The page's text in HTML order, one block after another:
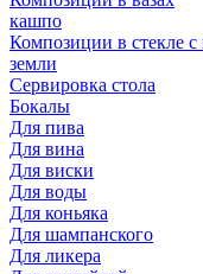
кашпо
Композиции в стекле
земли
Сервировка стола
Бокалы
Для пива
Для вина
Для виски
Для воды
Для коньяка
Для шампанского
Для ликера